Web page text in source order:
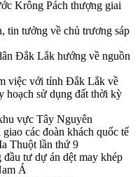
Krông Pách thượng giai
tin tưởng về chủ trương sáp
Đắk Lắk hướng về nguồn
việc với tỉnh Đắk Lắk về
hoạch sử dụng đất thời kỳ
vực Tây Nguyên
các đoàn khách quốc tế
Thuột lần thứ 9
tư dự án dệt may khép
Á